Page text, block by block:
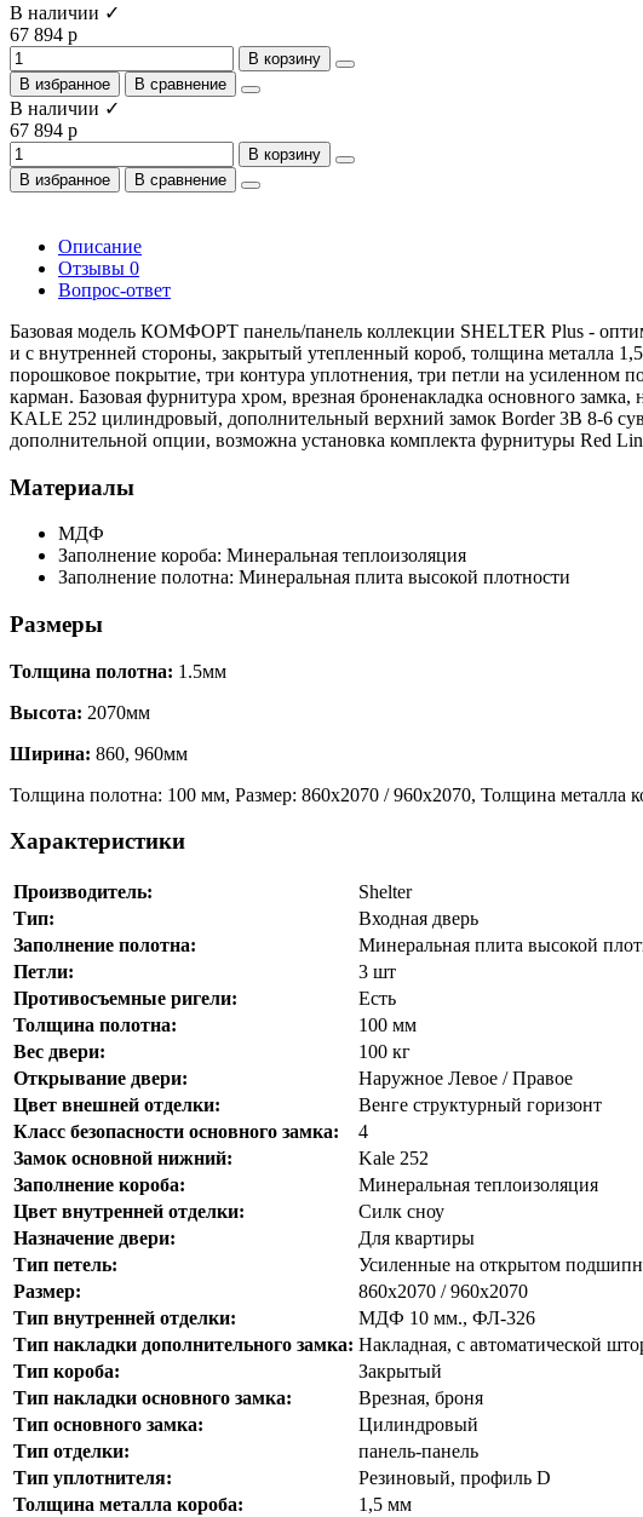
В наличии ✓
67 894 р
В корзину
В избранное
В сравнение
В наличии ✓
67 894 р
В корзину
В избранное
В сравнение
Описание
Отзывы 0
Вопрос-ответ
Базовая модель КОМФОРТ панель/панель коллекции SHELTER Plus -
и с внутренней стороны, закрытый утепленный короб, толщина металла
порошковое покрытие, три контура уплотнения, три петли на усиленном
карман. Базовая фурнитура хром, врезная броненакладка основного
KALE 252 цилиндровый, дополнительный верхний замок Border 3В 8-6
дополнительной опции, возможна установка комплекта фурнитуры Red
Материалы
МДФ
Заполнение короба: Минеральная теплоизоляция
Заполнение полотна: Минеральная плита высокой плотности
Размеры
Толщина полотна: 1.5мм
Высота: 2070мм
Ширина: 860, 960мм
Толщина полотна: 100 мм, Размер: 860х2070 / 960х2070, Толщина
Характеристики
Производитель:
Shelter
Тип:
Входная дверь
Заполнение полотна:
Минеральная плита высокой
Петли:
3 шт
Противосъемные ригели:
Есть
Толщина полотна:
100 мм
Вес двери:
100 кг
Открывание двери:
Наружное Левое / Правое
Цвет внешней отделки:
Венге структурный горизонт
Класс безопасности основного замка:
4
Замок основной нижний:
Kale 252
Заполнение короба:
Минеральная теплоизоляция
Цвет внутренней отделки:
Силк сноу
Назначение двери:
Для квартиры
Тип петель:
Усиленные на открытом
Размер:
860х2070 / 960х2070
Тип внутренней отделки:
МДФ 10 мм., ФЛ-326
Тип накладки дополнительного замка: Накладная, с автоматической
Тип короба:
Закрытый
Тип накладки основного замка:
Врезная, броня
Тип основного замка:
Цилиндровый
Тип отделки:
панель-панель
Тип уплотнителя:
Резиновый, профиль D
Толщина металла короба:
1,5 мм